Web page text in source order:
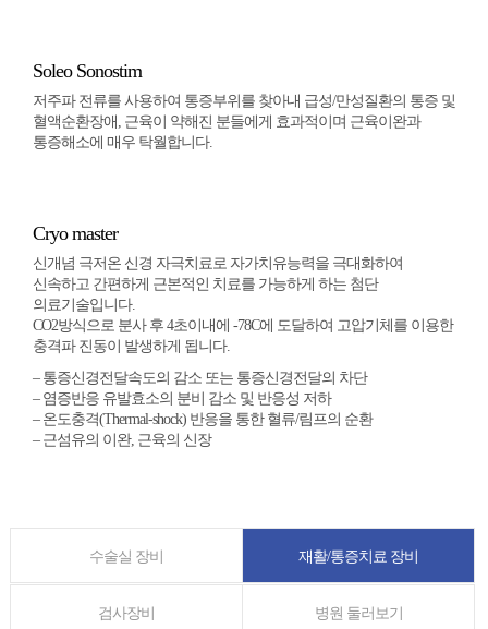
Soleo Sonostim
저주파 전류를 사용하여 통증부위를 찾아내 급성/만성질환의 통증 및
혈액순환장애, 근육이 약해진 분들에게 효과적이며 근육이완과
통증해소에 매우 탁월합니다.
Cryo master
신개념 극저온 신경 자극치료로 자가치유능력을 극대화하여
신속하고 간편하게 근본적인 치료를 가능하게 하는 첨단
의료기술입니다.
CO2방식으로 분사 후 4초이내에 -78C에 도달하여 고압기체를 이용한
충격파 진동이 발생하게 됩니다.
– 통증신경전달속도의 감소 또는 통증신경전달의 차단
– 염증반응 유발효소의 분비 감소 및 반응성 저하
– 온도충격(Thermal-shock) 반응을 통한 혈류/림프의 순환
– 근섬유의 이완, 근육의 신장
수술실 장비 재활/통증치료 장비
검사장비 병원 둘러보기